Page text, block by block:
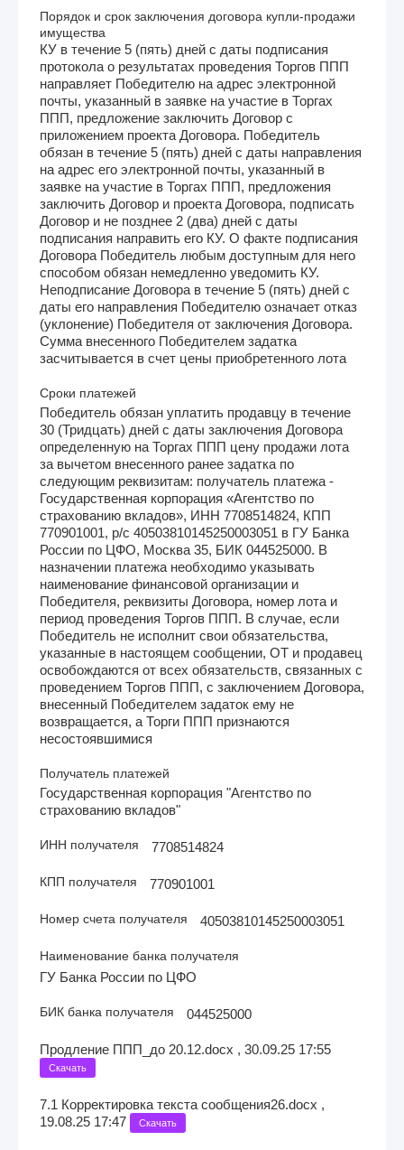
Порядок и срок заключения договора купли-продажи
имущества
КУ в течение 5 (пять) дней с даты подписания
протокола о результатах проведения Торгов ППП
направляет Победителю на адрес электронной
почты, указанный в заявке на участие в Торгах
ППП, предложение заключить Договор с
приложением проекта Договора. Победитель
обязан в течение 5 (пять) дней с даты направления
на адрес его электронной почты, указанный в
заявке на участие в Торгах ППП, предложения
заключить Договор и проекта Договора, подписать
Договор и не позднее 2 (два) дней с даты
подписания направить его КУ. О факте подписания
Договора Победитель любым доступным для него
способом обязан немедленно уведомить КУ.
Неподписание Договора в течение 5 (пять) дней с
даты его направления Победителю означает отказ
(уклонение) Победителя от заключения Договора.
Сумма внесенного Победителем задатка
засчитывается в счет цены приобретенного лота
Сроки платежей
Победитель обязан уплатить продавцу в течение
30 (Тридцать) дней с даты заключения Договора
определенную на Торгах ППП цену продажи лота
за вычетом внесенного ранее задатка по
следующим реквизитам: получатель платежа -
Государственная корпорация «Агентство по
страхованию вкладов», ИНН 7708514824, КПП
770901001, р/с 40503810145250003051 в ГУ Банка
России по ЦФО, Москва 35, БИК 044525000. В
назначении платежа необходимо указывать
наименование финансовой организации и
Победителя, реквизиты Договора, номер лота и
период проведения Торгов ППП. В случае, если
Победитель не исполнит свои обязательства,
указанные в настоящем сообщении, ОТ и продавец
освобождаются от всех обязательств, связанных с
проведением Торгов ППП, с заключением Договора,
внесенный Победителем задаток ему не
возвращается, а Торги ППП признаются
несостоявшимися
Получатель платежей
Государственная корпорация "Агентство по
страхованию вкладов"
ИНН получателя 7708514824
КПП получателя 770901001
Номер счета получателя 40503810145250003051
Наименование банка получателя
ГУ Банка России по ЦФО
БИК банка получателя 044525000
Продление ППП_до 20.12.docx , 30.09.25 17:55
Скачать
7.1 Корректировка текста сообщения26.docx ,
19.08.25 17:47
Скачать